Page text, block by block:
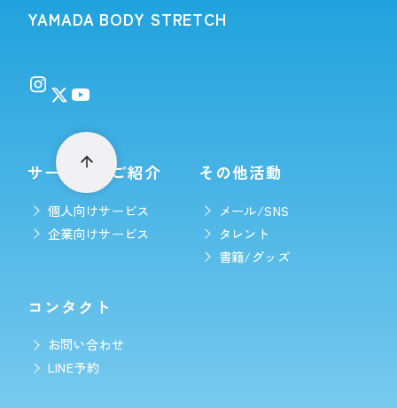
YAMADA BODY STRETCH
サービスのご紹介
個人向けサービス
企業向けサービス
その他活動
メール/SNS
タレント
書籍/グッズ
コンタクト
お問い合わせ
LINE予約